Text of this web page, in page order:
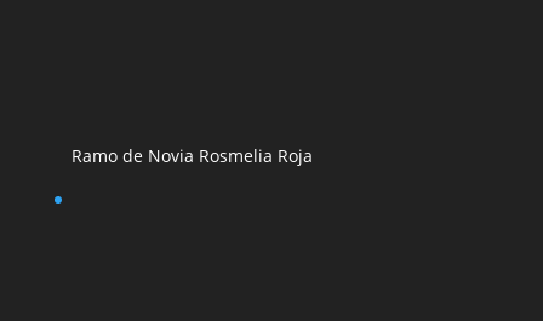
Ramo de Novia Rosmelia Roja